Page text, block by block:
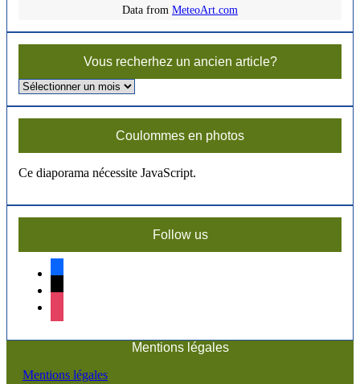
Data from MeteoArt.com
Vous recherhez un ancien article?
Vous
Coulommes en photos
Ce diaporama nécessite JavaScript.
Follow us
Mentions légales
Mentions légales